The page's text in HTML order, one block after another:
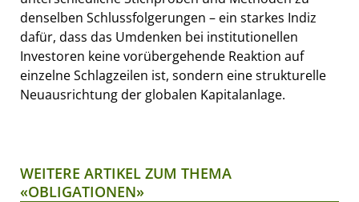
denselben Schlussfolgerungen – ein starkes Indiz
dafür, dass das Umdenken bei institutionellen
Investoren keine vorübergehende Reaktion auf
einzelne Schlagzeilen ist, sondern eine strukturelle
Neuausrichtung der globalen Kapitalanlage.
WEITERE ARTIKEL ZUM THEMA
«OBLIGATIONEN»